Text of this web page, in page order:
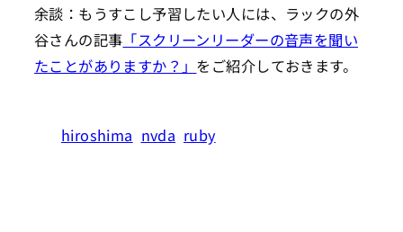
余談：もうすこし予習したい人には、ラックの外
谷さんの記事 「スクリーンリーダーの音声を聞い
たことがありますか？」 をご紹介しておきます。
hiroshima nvda ruby